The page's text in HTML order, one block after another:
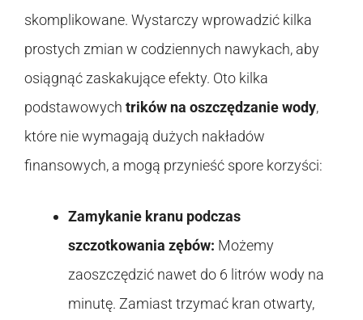
skomplikowane. Wystarczy wprowadzić kilka
prostych zmian w codziennych nawykach, aby
osiągnąć zaskakujące efekty. Oto kilka
podstawowych trików na oszczędzanie wody,
które nie wymagają dużych nakładów
finansowych, a mogą przynieść spore korzyści:
Zamykanie kranu podczas
szczotkowania zębów: Możemy
zaoszczędzić nawet do 6 litrów wody na
minutę. Zamiast trzymać kran otwarty,